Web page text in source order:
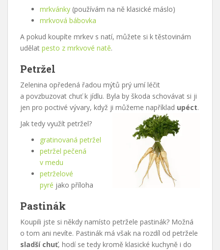
mrkvánky (používám na ně klasické máslo)
mrkvová bábovka
A pokud koupíte mrkev s natí, můžete si k těstovinám
udělat pesto z mrkvové natě.
Petržel
Zelenina opředená řadou mýtů prý umí léčit
a povzbuzovat chuť k jídlu. Byla by škoda schovávat si ji
jen pro poctivé vývary, když ji můžeme například upéct.
Jak tedy využít petržel?
gratinovaná petržel
petržel pečená
v medu
petrželové
pyré jako příloha
Pastinák
Koupili jste si někdy namísto petržele pastinák? Možná
o tom ani nevíte. Pastinák má však na rozdíl od petržele
sladší chuť, hodí se tedy kromě klasické kuchyně i do